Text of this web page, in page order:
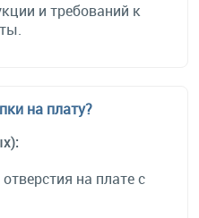
и требований к
на плату?
на плате с